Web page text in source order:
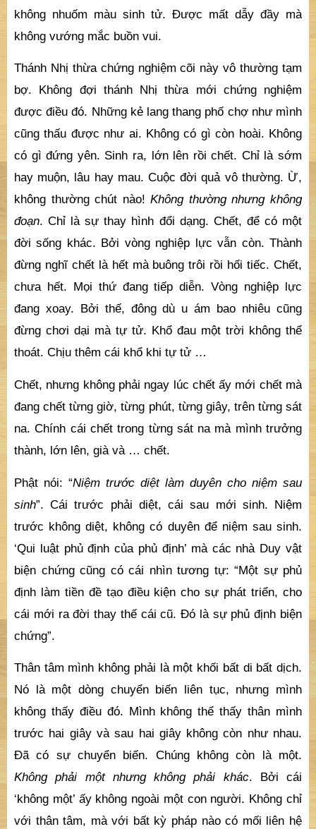
không nhuốm màu sinh tử. Được mất dẫy đầy mà
không vướng mắc buồn vui.
Thánh Nhị thừa chứng nghiệm cõi này vô thường tạm
bợ. Không đợi thánh Nhị thừa mới chứng nghiệm
được điều đó. Những kẻ lang thang phố chợ như mình
cũng thấu được như ai. Không có gì còn hoài. Không
có gì đứng yên. Sinh ra, lớn lên rồi chết. Chỉ là sớm
hay muộn, lâu hay mau. Cuộc đời quả vô thường. Ừ,
không thường chút nào!Không thường nhưng không
đoạn. Chỉ là sự thay hình đổi dạng. Chết, để có một
đời sống khác. Bởi vòng nghiệp lực vẫn còn. Thành
đừng nghĩ chết là hết mà buông trôi rồi hối tiếc. Chết,
chưa hết. Mọi thứ đang tiếp diễn. Vòng nghiệp lực
đang xoay. Bởi thế, đông dù u ám bao nhiêu cũng
đừng chơi dại mà tự tử. Khổ đau một trời không thể
thoát. Chịu thêm cái khổ khi tự tử …
Chết, nhưng không phải ngay lúc chết ấy mới chết mà
đang chết từng giờ, từng phút, từng giây, trên từng sát
na. Chính cái chết trong từng sát na mà mình trưởng
thành, lớn lên, già và … chết.
Phật nói: “Niệm trước diệt làm duyên cho niệm sau
sinh”. Cái trước phải diệt, cái sau mới sinh. Niệm
trước không diệt, không có duyên để niệm sau sinh.
‘Qui luật phủ định của phủ định’ mà các nhà Duy vật
biện chứng cũng có cái nhìn tương tự: “Một sự phủ
định làm tiền đề tạo điều kiện cho sự phát triển, cho
cái mới ra đời thay thế cái cũ. Đó là sự phủ định biện
chứng”.
Thân tâm mình không phải là một khối bất di bất dịch.
Nó là một dòng chuyển biến liên tục, nhưng mình
không thấy điều đó. Mình không thể thấy thân mình
trước hai giây và sau hai giây không còn như nhau.
Đã có sự chuyển biến. Chúng không còn là một.
Không phải một nhưng không phải khác. Bởi cái
‘không một’ ấy không ngoài một con người. Không chỉ
với thân tâm, mà với bất kỳ pháp nào có mối liên hệ